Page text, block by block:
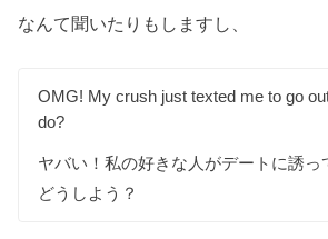
なんて聞いたりもしますし、
OMG! My crush just texted me to go
do?
ヤバい！私の好きな人がデートに誘っ
どうしよう？